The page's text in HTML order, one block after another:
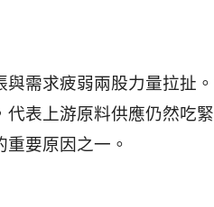
與需求疲弱兩股力量拉扯
表上游原料供應仍然吃緊
要原因之一。